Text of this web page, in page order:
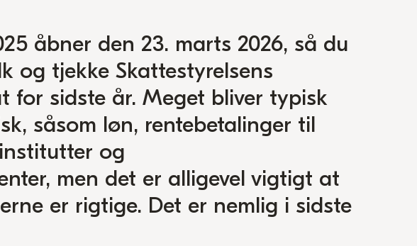
åbner den 23. marts 2026, så du
og tjekke Skattestyrelsens
for sidste år. Meget bliver typisk
såsom løn, rentebetalinger til
og
men det er alligevel vigtigt at
er rigtige. Det er nemlig i sidste